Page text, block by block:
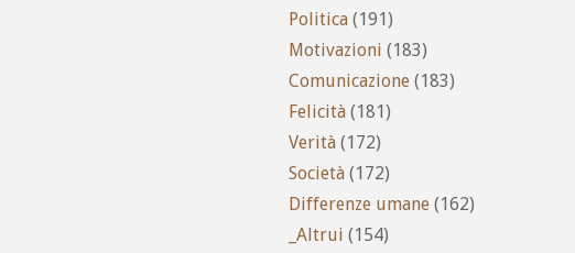
Politica (191)
Motivazioni (183)
Comunicazione (183)
Felicità (181)
Verità (172)
Società (172)
Differenze umane (162)
_Altrui (154)